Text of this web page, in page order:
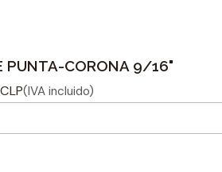
PUNTA-CORONA 9/16"
(IVA incluido)